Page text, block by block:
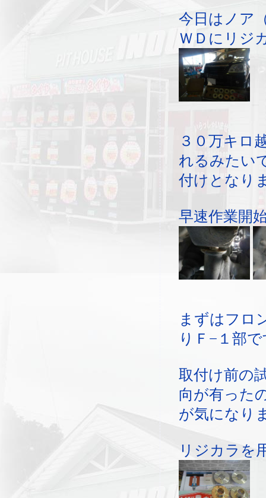
今日はノア
ＷＤにリジ
３０万キロ
れるみたい
付けとなり
早速作業開
まずはフロ
りＦ−１部
取付け前の
向が有った
が気になり
リジカラを